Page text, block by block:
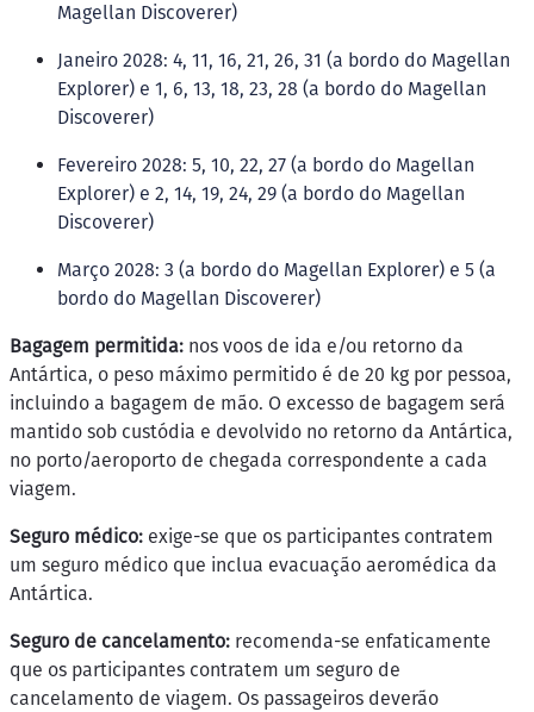
Magellan Discoverer)
Janeiro 2028: 4, 11, 16, 21, 26, 31 (a bordo do Magellan
Explorer) e 1, 6, 13, 18, 23, 28 (a bordo do Magellan
Discoverer)
Fevereiro 2028: 5, 10, 22, 27 (a bordo do Magellan
Explorer) e 2, 14, 19, 24, 29 (a bordo do Magellan
Discoverer)
Março 2028: 3 (a bordo do Magellan Explorer) e 5 (a
bordo do Magellan Discoverer)
Bagagem permitida: nos voos de ida e/ou retorno da
Antártica, o peso máximo permitido é de 20 kg por pessoa,
incluindo a bagagem de mão. O excesso de bagagem será
mantido sob custódia e devolvido no retorno da Antártica,
no porto/aeroporto de chegada correspondente a cada
viagem.
Seguro médico: exige-se que os participantes contratem
um seguro médico que inclua evacuação aeromédica da
Antártica.
Seguro de cancelamento: recomenda-se enfaticamente
que os participantes contratem um seguro de
cancelamento de viagem. Os passageiros deverão